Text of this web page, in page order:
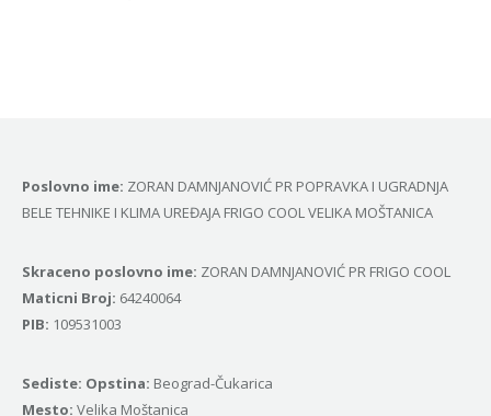
Poslovno ime: ZORAN DAMNJANOVIĆ PR POPRAVKA I UGRADNJA
BELE TEHNIKE I KLIMA UREĐAJA FRIGO COOL VELIKA MOŠTANICA
Skraceno poslovno ime: ZORAN DAMNJANOVIĆ PR FRIGO COOL
Маticni Broj: 64240064
PIB: 109531003
Sediste: Opstina: Beograd-Čukarica
Mesto: Velika Moštanica